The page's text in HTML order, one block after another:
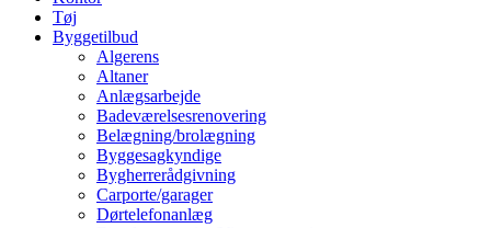
Tøj
Byggetilbud
Algerens
Altaner
Anlægsarbejde
Badeværelsesrenovering
Belægning/brolægning
Byggesagkyndige
Bygherrerådgivning
Carporte/garager
Dørtelefonanlæg